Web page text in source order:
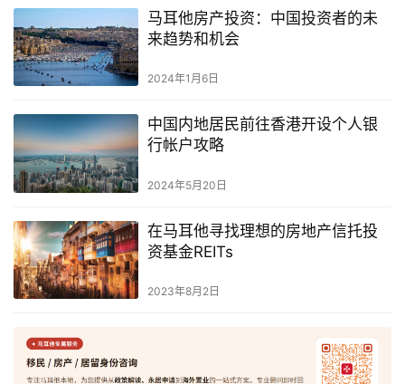
马耳他房产投资：中国投资者的未
来趋势和机会
2024年1月6日
中国内地居民前往香港开设个人银
行帐户攻略
2024年5月20日
在马耳他寻找理想的房地产信托投
资基金REITs
2023年8月2日